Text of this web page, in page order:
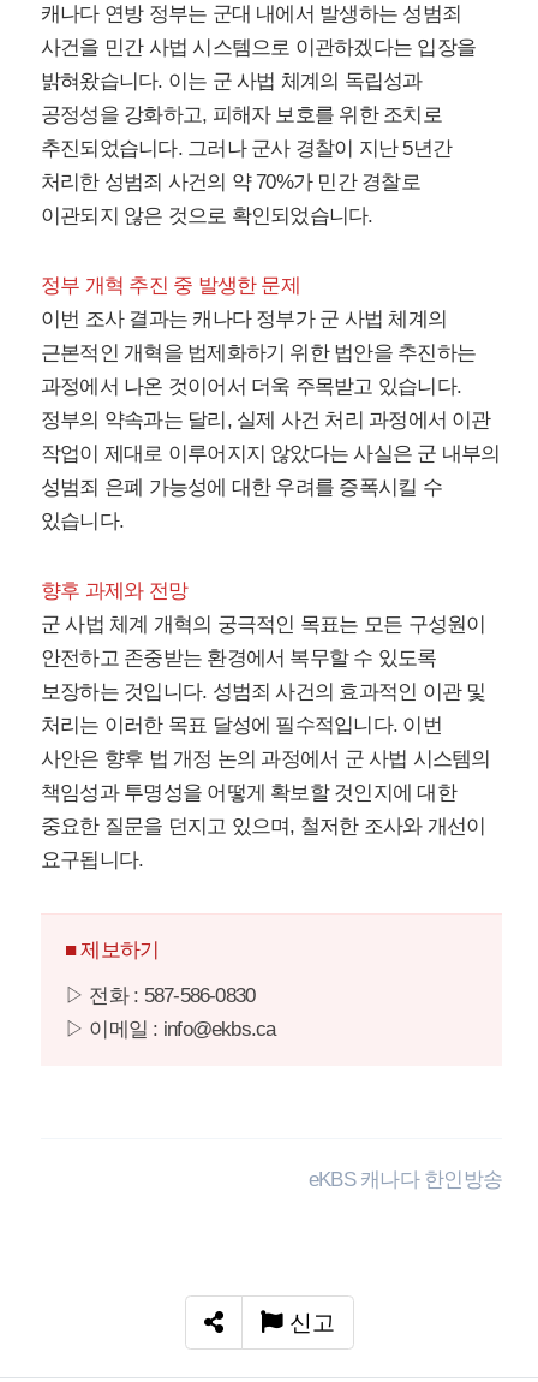
캐나다 연방 정부는 군대 내에서 발생하는 성범죄
사건을 민간 사법 시스템으로 이관하겠다는 입장을
밝혀왔습니다. 이는 군 사법 체계의 독립성과
공정성을 강화하고, 피해자 보호를 위한 조치로
추진되었습니다. 그러나 군사 경찰이 지난 5년간
처리한 성범죄 사건의 약 70%가 민간 경찰로
이관되지 않은 것으로 확인되었습니다.
정부 개혁 추진 중 발생한 문제
이번 조사 결과는 캐나다 정부가 군 사법 체계의
근본적인 개혁을 법제화하기 위한 법안을 추진하는
과정에서 나온 것이어서 더욱 주목받고 있습니다.
정부의 약속과는 달리, 실제 사건 처리 과정에서 이관
작업이 제대로 이루어지지 않았다는 사실은 군 내부의
성범죄 은폐 가능성에 대한 우려를 증폭시킬 수
있습니다.
향후 과제와 전망
군 사법 체계 개혁의 궁극적인 목표는 모든 구성원이
안전하고 존중받는 환경에서 복무할 수 있도록
보장하는 것입니다. 성범죄 사건의 효과적인 이관 및
처리는 이러한 목표 달성에 필수적입니다. 이번
사안은 향후 법 개정 논의 과정에서 군 사법 시스템의
책임성과 투명성을 어떻게 확보할 것인지에 대한
중요한 질문을 던지고 있으며, 철저한 조사와 개선이
요구됩니다.
■ 제보하기
▷ 전화 : 587-586-0830
▷ 이메일 : info@ekbs.ca
eKBS 캐나다 한인방송
SNS 공유
신고